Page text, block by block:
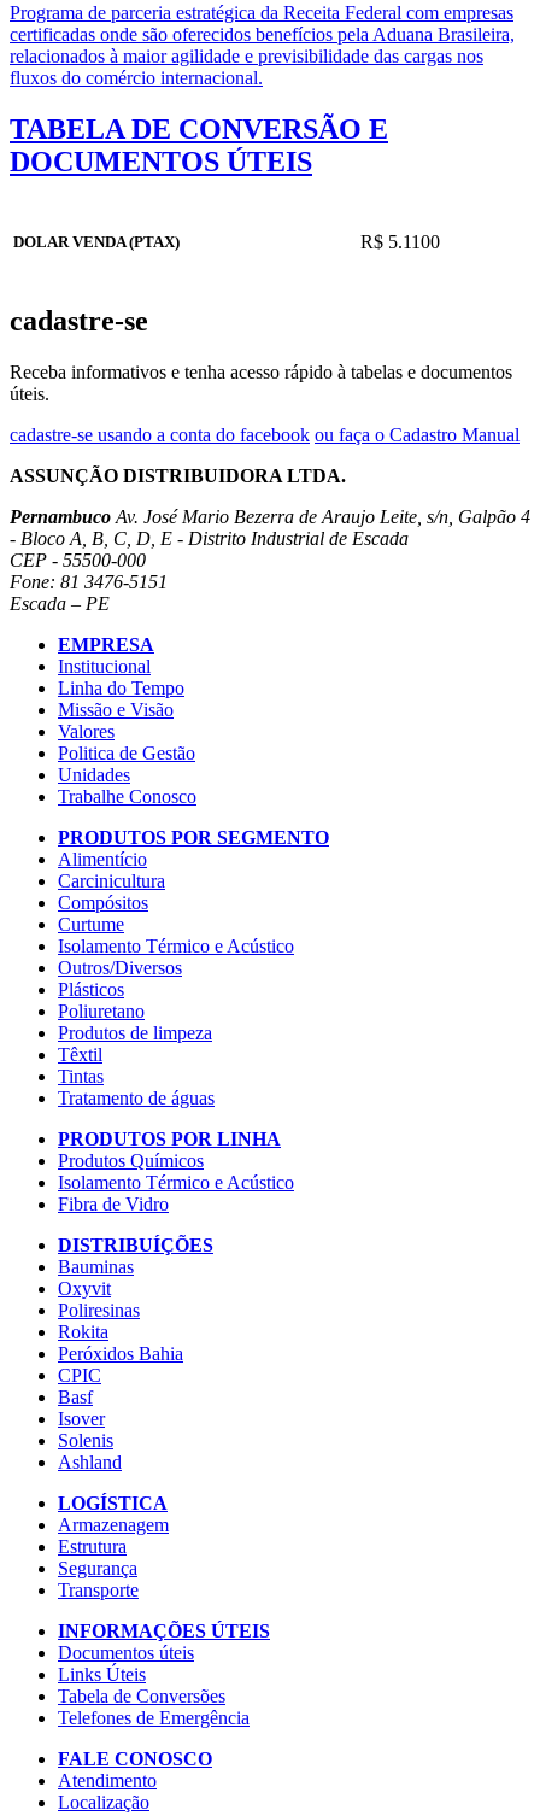
Programa de parceria estratégica da Receita Federal com empresas
certificadas onde são oferecidos benefícios pela Aduana Brasileira,
relacionados à maior agilidade e previsibilidade das cargas nos
fluxos do comércio internacional.
TABELA DE CONVERSÃO E
DOCUMENTOS ÚTEIS
DOLAR VENDA (PTAX) R$ 5.1100
cadastre-se
Receba informativos e tenha acesso rápido à tabelas e documentos
úteis.
cadastre-se usando a conta do facebook ou faça o Cadastro Manual
ASSUNÇÃO DISTRIBUIDORA LTDA.
Pernambuco Av. José Mario Bezerra de Araujo Leite, s/n, Galpão 4
- Bloco A, B, C, D, E - Distrito Industrial de Escada
CEP - 55500-000
Fone: 81 3476-5151
Escada – PE
EMPRESA
Institucional
Linha do Tempo
Missão e Visão
Valores
Politica de Gestão
Unidades
Trabalhe Conosco
PRODUTOS POR SEGMENTO
Alimentício
Carcinicultura
Compósitos
Curtume
Isolamento Térmico e Acústico
Outros/Diversos
Plásticos
Poliuretano
Produtos de limpeza
Têxtil
Tintas
Tratamento de águas
PRODUTOS POR LINHA
Produtos Químicos
Isolamento Térmico e Acústico
Fibra de Vidro
DISTRIBUÍÇÕES
Bauminas
Oxyvit
Poliresinas
Rokita
Peróxidos Bahia
CPIC
Basf
Isover
Solenis
Ashland
LOGÍSTICA
Armazenagem
Estrutura
Segurança
Transporte
INFORMAÇÕES ÚTEIS
Documentos úteis
Links Úteis
Tabela de Conversões
Telefones de Emergência
FALE CONOSCO
Atendimento
Localização